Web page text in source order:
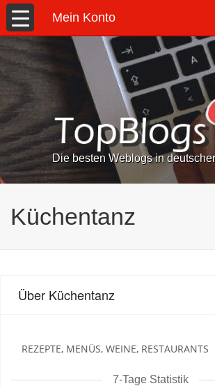
Mein Konto
Die besten Weblogs in
Küchentanz
Über Küchentanz
REZEPTE, MENÜS, WEINE, RESTAURANTS
7-Tage Statistik